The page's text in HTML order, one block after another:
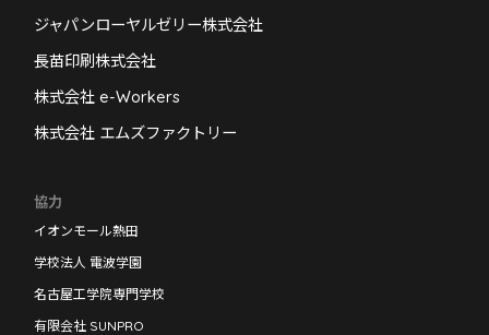
ジャパンローヤルゼリー株式会社
長苗印刷株式会社
株式会社 e-Workers
株式会社 エムズファクトリー
協力
イオンモール熱田
学校法人 電波学園
名古屋工学院専門学校
有限会社 SUNPRO